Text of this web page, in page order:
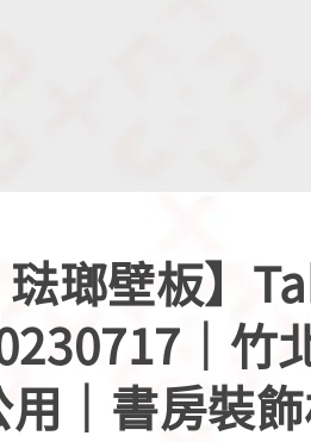
琺瑯壁板】
｜竹
用｜書房裝